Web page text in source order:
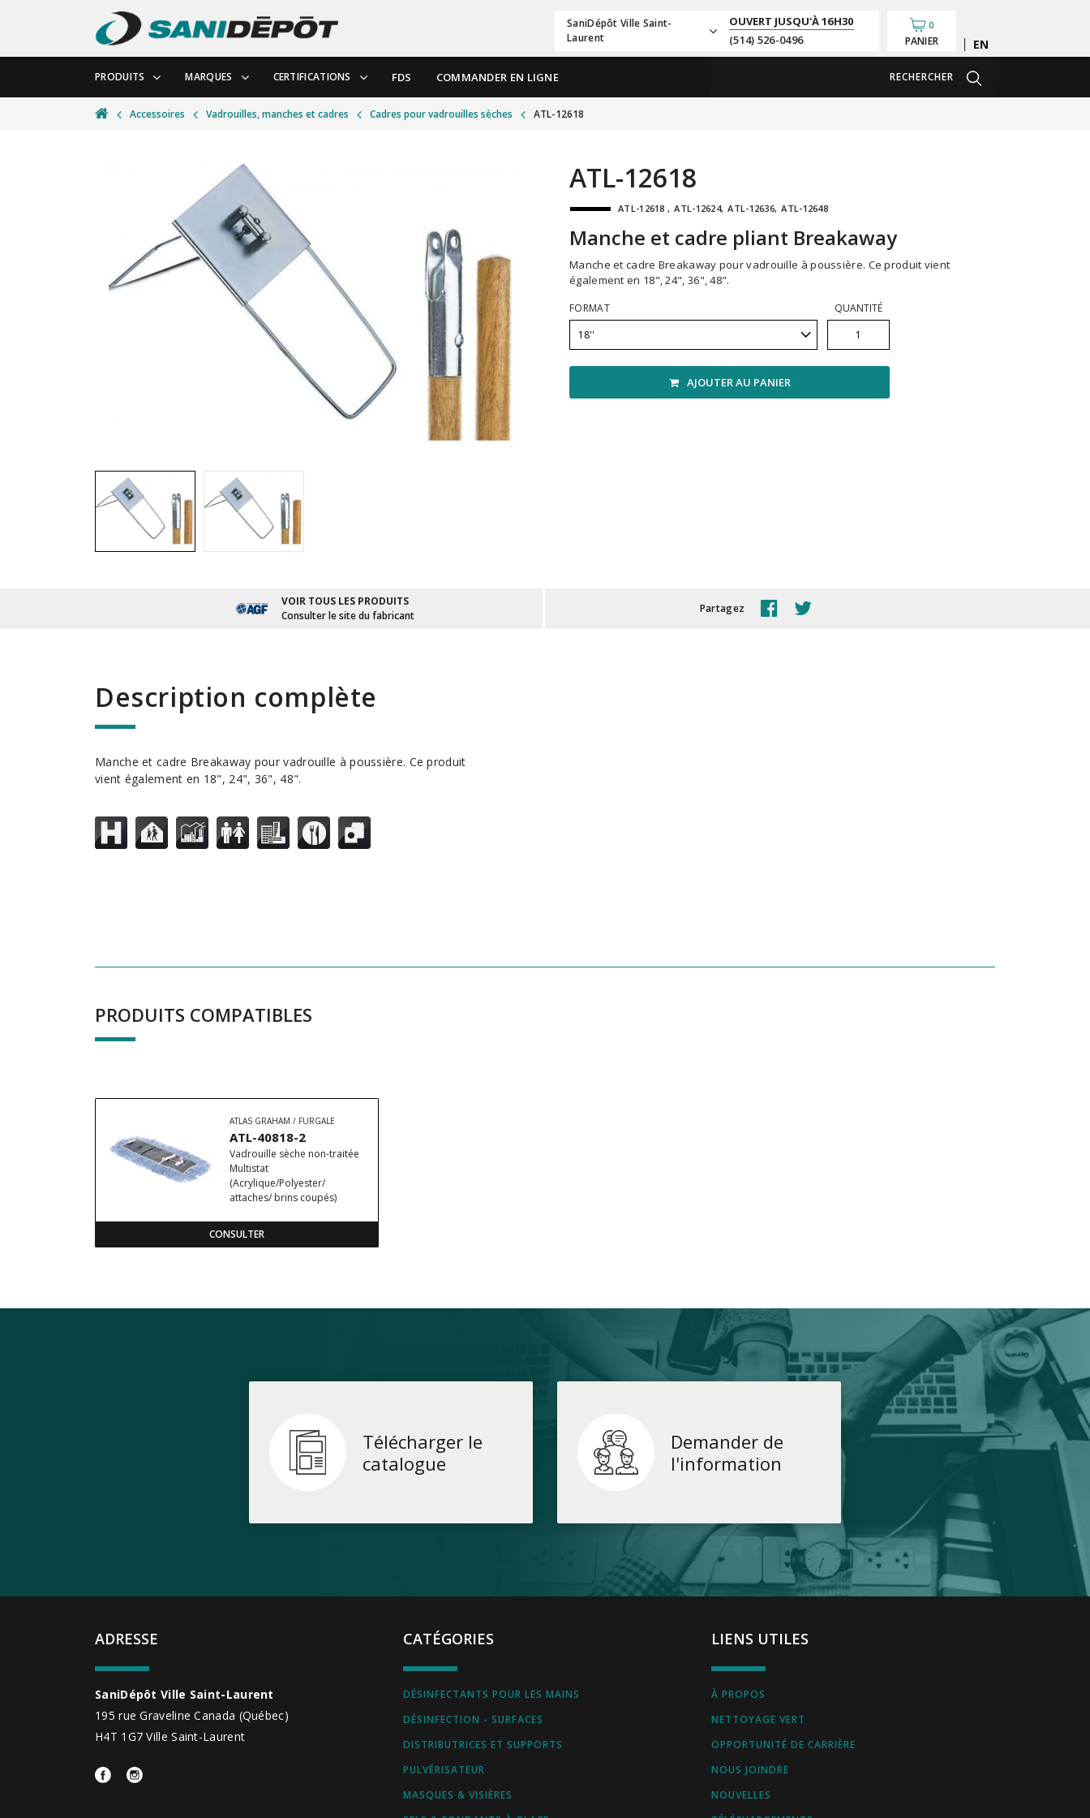
SaniDépôt Ville Saint-
Laurent
OUVERT JUSQU'À16H30
(514) 526-0496
0
PANIER English
PRODUITS MARQUES CERTIFICATIONS FDS COMMANDER EN LIGNE RECHERCHER
Accessoires Vadrouilles, manches et cadres Cadres pour vadrouilles sèches ATL-12618
ATL-12618
ATL-12618 ATL-12624 ATL-12636 ATL-12648
Manche et cadre pliant Breakaway
Manche et cadre Breakaway pour vadrouille à poussière. Ce produit vient
également en 18", 24", 36", 48".
FORMAT QUANTITÉ
AJOUTER AU PANIER
VOIR TOUS LES PRODUITS
Consulter le site du fabricant
Partagez
description complète
Manche et cadre Breakaway pour vadrouille à poussière. Ce produit
vient également en 18", 24", 36", 48".
PRODUITS COMPATIBLES
ATLAS GRAHAM / FURGALE
ATL-40818-2
Vadrouille sèche non-traitée
Multistat
(Acrylique/Polyester/
attaches/ brins coupés)
CONSULTER
Télécharger le
catalogue
Demander de
l'information
ADRESSE
SaniDépôt Ville Saint-Laurent
195 rue Graveline Canada (Québec)
H4T 1G7Ville Saint-Laurent
CATÉGORIES
DÉSINFECTANTS POUR LES MAINS
DÉSINFECTION - SURFACES
DISTRIBUTRICES ET SUPPORTS
PULVÉRISATEUR
MASQUES & VISIÈRES
LIENS UTILES
À PROPOS
NETTOYAGE VERT
OPPORTUNITÉ DE CARRIÈRE
NOUS JOINDRE
NOUVELLES